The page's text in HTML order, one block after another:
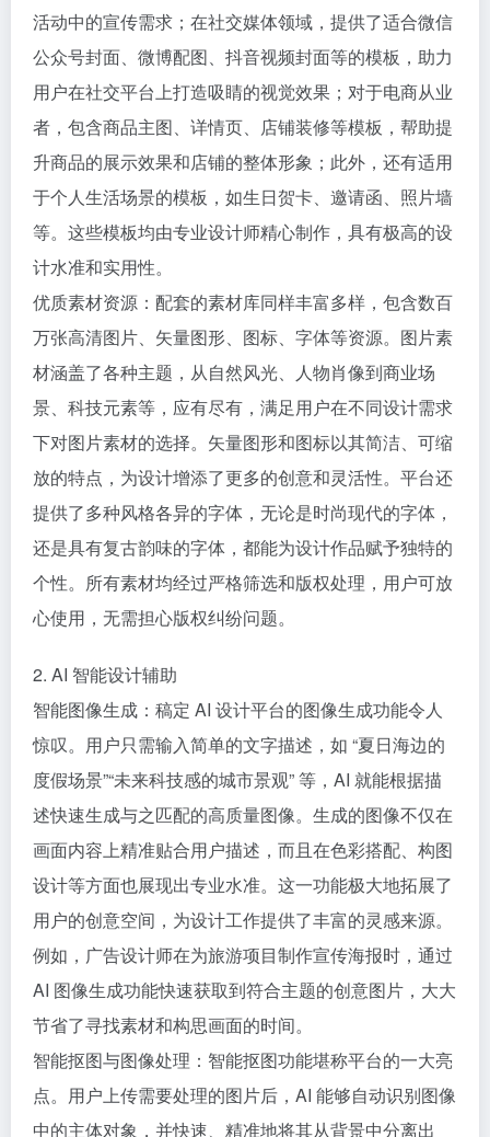
活动中的宣传需求；在社交媒体领域，提供了适合微信
公众号封面、微博配图、抖音视频封面等的模板，助力
用户在社交平台上打造吸睛的视觉效果；对于电商从业
者，包含商品主图、详情页、店铺装修等模板，帮助提
升商品的展示效果和店铺的整体形象；此外，还有适用
于个人生活场景的模板，如生日贺卡、邀请函、照片墙
等。这些模板均由专业设计师精心制作，具有极高的设
计水准和实用性。
优质素材资源：配套的素材库同样丰富多样，包含数百
万张高清图片、矢量图形、图标、字体等资源。图片素
材涵盖了各种主题，从自然风光、人物肖像到商业场
景、科技元素等，应有尽有，满足用户在不同设计需求
下对图片素材的选择。矢量图形和图标以其简洁、可缩
放的特点，为设计增添了更多的创意和灵活性。平台还
提供了多种风格各异的字体，无论是时尚现代的字体，
还是具有复古韵味的字体，都能为设计作品赋予独特的
个性。所有素材均经过严格筛选和版权处理，用户可放
心使用，无需担心版权纠纷问题。
2. AI 智能设计辅助
智能图像生成：稿定 AI 设计平台的图像生成功能令人
惊叹。用户只需输入简单的文字描述，如 “夏日海边的
度假场景”“未来科技感的城市景观” 等，AI 就能根据描
述快速生成与之匹配的高质量图像。生成的图像不仅在
画面内容上精准贴合用户描述，而且在色彩搭配、构图
设计等方面也展现出专业水准。这一功能极大地拓展了
用户的创意空间，为设计工作提供了丰富的灵感来源。
例如，广告设计师在为旅游项目制作宣传海报时，通过
AI 图像生成功能快速获取到符合主题的创意图片，大大
节省了寻找素材和构思画面的时间。
智能抠图与图像处理：智能抠图功能堪称平台的一大亮
点。用户上传需要处理的图片后，AI 能够自动识别图像
中的主体对象，并快速、精准地将其从背景中分离出